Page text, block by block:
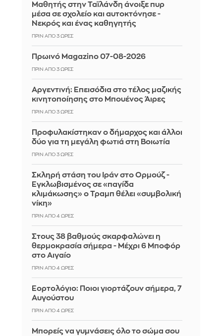
Μαθητής στην Ταϊλάνδη άνοιξε πυρ
μέσα σε σχολείο και αυτοκτόνησε -
Νεκρός και ένας καθηγητής
ΠΡΙΝ ΑΠΌ 3 ΏΡΕΣ
Πρωινό Magazino 07-08-2026
ΠΡΙΝ ΑΠΌ 3 ΏΡΕΣ
Αργεντινή: Επεισόδια στο τέλος μαζικής
κινητοποίησης στο Μπουένος Άιρες
ΠΡΙΝ ΑΠΌ 3 ΏΡΕΣ
Προφυλακίστηκαν ο δήμαρχος και άλλοι
δύο για τη μεγάλη φωτιά στη Βοιωτία
ΠΡΙΝ ΑΠΌ 3 ΏΡΕΣ
Σκληρή στάση του Ιράν στο Ορμούζ -
Εγκλωβισμένος σε «παγίδα
κλιμάκωσης» ο Τραμπ θέλει «συμβολική
νίκη»
ΠΡΙΝ ΑΠΌ 4 ΏΡΕΣ
Στους 38 βαθμούς σκαρφαλώνει η
θερμοκρασία σήμερα - Μέχρι 6 Μποφόρ
στο Αιγαίο
ΠΡΙΝ ΑΠΌ 4 ΏΡΕΣ
Εορτολόγιο: Ποιοι γιορτάζουν σήμερα, 7
Αυγούστου
ΠΡΙΝ ΑΠΌ 4 ΏΡΕΣ
Μπορείς να γυμνάσεις όλο το σώμα σου